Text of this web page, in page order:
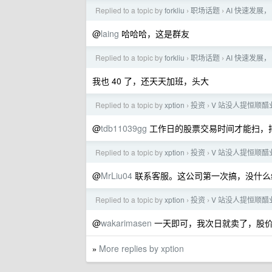
Replied to a topic byforkliu › 职场话题 › AI 快速发展
@laing 哈哈哈，这是群友
Replied to a topic byforkliu › 职场话题 › AI 快速发展
我也 40 了，还天天加班，头大
Replied to a topic byxption › 投资 › V 站没人提恒顺醋
@tdb11039gg 工作日的股票交易时间才能扫
Replied to a topic byxption › 投资 › V 站没人提恒顺醋
@MrLiu04 联系客服。这公司第一次搞，没什
Replied to a topic byxption › 投资 › V 站没人提恒顺醋
@wakarimasen 一天即可，我次日就卖了，股
» More replies by xption